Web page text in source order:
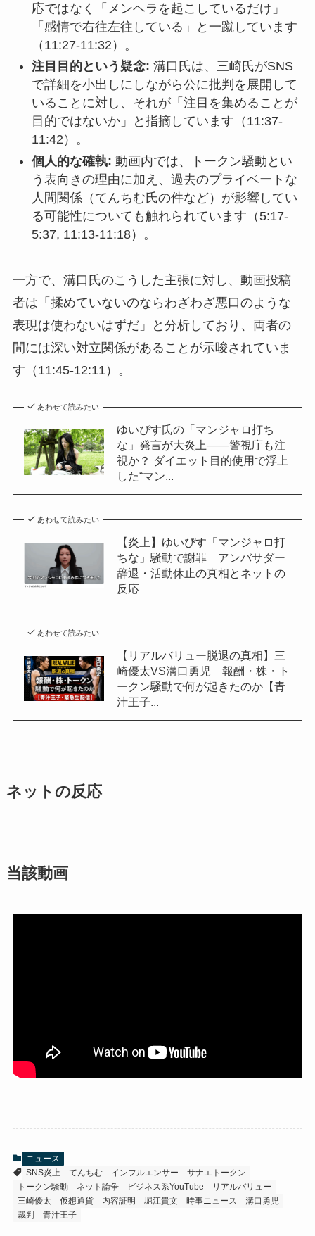
応ではなく「メンヘラを起こしているだけ」
「感情で右往左往している」と一蹴しています
（11:27-11:32）。
注目目的という疑念: 溝口氏は、三崎氏がSNS
で詳細を小出しにしながら公に批判を展開して
いることに対し、それが「注目を集めることが
目的ではないか」と指摘しています（11:37-
11:42）。
個人的な確執: 動画内では、トークン騒動とい
う表向きの理由に加え、過去のプライベートな
人間関係（てんちむ氏の件など）が影響してい
る可能性についても触れられています（5:17-
5:37, 11:13-11:18）。
一方で、溝口氏のこうした主張に対し、動画投稿
者は「揉めていないのならわざわざ悪口のような
表現は使わないはずだ」と分析しており、両者の
間には深い対立関係があることが示唆されていま
す（11:45-12:11）。
あわせて読みたい
ゆいぴす氏の「マンジャロ打ち
な」発言が大炎上――警視庁も注
視か？ ダイエット目的使用で浮上
した“マン...
あわせて読みたい
【炎上】ゆいぴす「マンジャロ打
ちな」騒動で謝罪 アンバサダー
辞退・活動休止の真相とネットの
反応
あわせて読みたい
【リアルバリュー脱退の真相】三
崎優太VS溝口勇児 報酬・株・ト
ークン騒動で何が起きたのか【青
汁王子...
ネットの反応
当該動画
ニュース
SNS炎上
てんちむ インフルエンサー
サナエトークン
トークン騒動
ネット論争 ビジネス系YouTube
リアルバリュー
三崎優太
仮想通貨 内容証明 堀江貴文 時事ニュース
溝口勇児
裁判
青汁王子